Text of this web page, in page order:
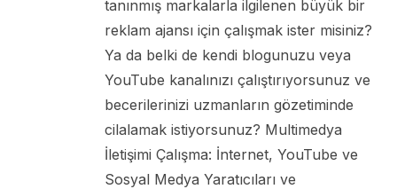
tanınmış markalarla ilgilenen büyük bir
reklam ajansı için çalışmak ister misiniz?
Ya da belki de kendi blogunuzu veya
YouTube kanalınızı çalıştırıyorsunuz ve
becerilerinizi uzmanların gözetiminde
cilalamak istiyorsunuz? Multimedya
İletişimi Çalışma: İnternet, YouTube ve
Sosyal Medya Yaratıcıları ve